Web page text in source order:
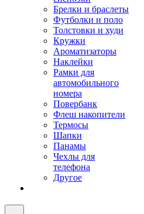
Брелки и браслеты
Футболки и поло
Толстовки и худи
Кружки
Ароматизаторы
Наклейки
Рамки для
автомобильного
номера
Повербанк
Флеш накопители
Термосы
Шапки
Панамы
Чехлы для
телефона
Другое